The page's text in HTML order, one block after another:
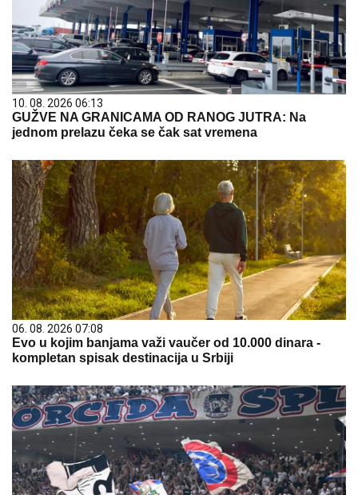
10. 08. 2026 06:13
GUŽVE NA GRANICAMA OD RANOG JUTRA: Na
jednom prelazu čeka se čak sat vremena
06. 08. 2026 07:08
Evo u kojim banjama važi vaučer od 10.000 dinara -
kompletan spisak destinacija u Srbiji